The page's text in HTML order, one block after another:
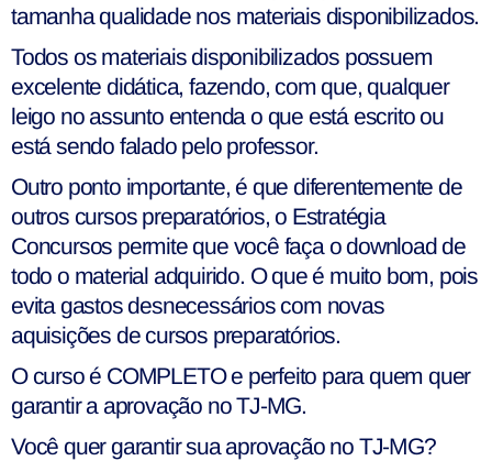
tamanha qualidade nos materiais disponibilizados.
Todos os materiais disponibilizados possuem
excelente didática, fazendo, com que, qualquer
leigo no assunto entenda o que está escrito ou
está sendo falado pelo professor.
Outro ponto importante, é que diferentemente de
outros cursos preparatórios, o Estratégia
Concursos permite que você faça o download de
todo o material adquirido. O que é muito bom, pois
evita gastos desnecessários com novas
aquisições de cursos preparatórios.
O curso é COMPLETO e perfeito para quem quer
garantir a aprovação no TJ-MG.
Você quer garantir sua aprovação no TJ-MG?